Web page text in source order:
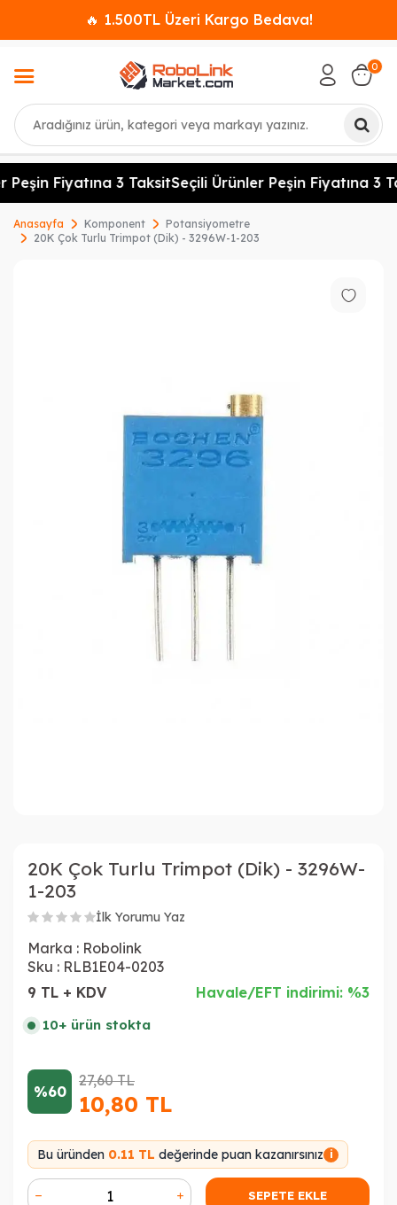
🔥 1.500TL Üzeri Kargo Bedava!
Ara
0
Fiyatına 3 TaksitSeçili Ürünler Peşin Fiyatına 3
Anasayfa Komponent
Potansiyometre
20K Çok Turlu Trimpot (Dik) - 3296W-1-203
20K Çok Turlu Trimpot (Dik) - 3296W-
1-203
İlk Yorumu Yaz
Marka : Robolink
Sku : RLB1E04-0203
9 TL + KDV
Havale/EFT indirimi: %3
10+ ürün stokta
%60
27,60TL
10,80 TL
Bu üründen 0.11 TL değerinde puan kazanırsınız i
SEPETE EKLE